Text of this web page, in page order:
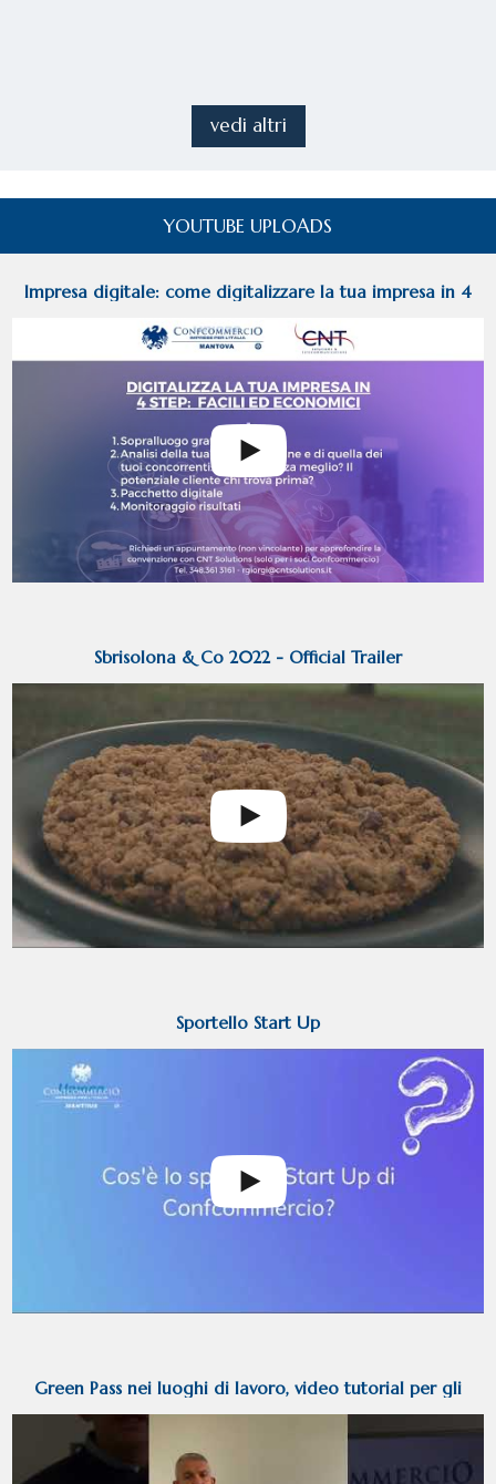
vedi altri
YOUTUBE UPLOADS
Impresa digitale: come digitalizzare la tua impresa in 4
Sbrisolona & Co 2022 - Official Trailer
Sportello Start Up
Green Pass nei luoghi di lavoro, video tutorial per gli
imprenditori